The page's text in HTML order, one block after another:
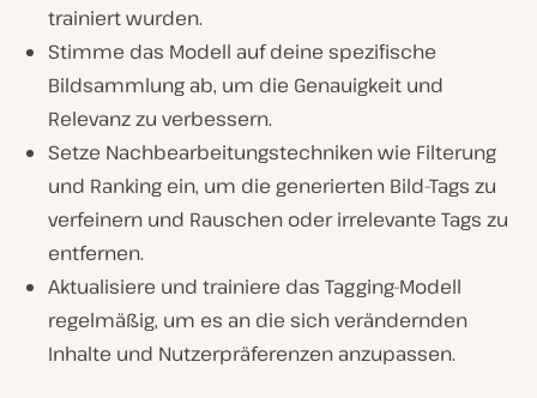
trainiert wurden.
Stimme das Modell auf deine spezifische
Bildsammlung ab, um die Genauigkeit und
Relevanz zu verbessern.
Setze Nachbearbeitungstechniken wie Filterung
und Ranking ein, um die generierten Bild-Tags zu
verfeinern und Rauschen oder irrelevante Tags zu
entfernen.
Aktualisiere und trainiere das Tagging-Modell
regelmäßig, um es an die sich verändernden
Inhalte und Nutzerpräferenzen anzupassen.